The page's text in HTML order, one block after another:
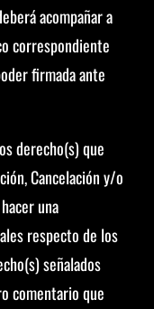
acompañar a
correspondiente
firmada ante
derecho(s) que
Cancelación y/o
una
respecto de los
señalados
comentario que